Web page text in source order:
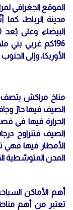
الأوريكا، وإلى
مناخ مراكش يتصف
الصيف فيها حارّ
الأمطار فيها فهي
المدن المتوسّطية
أهم الأماكن
تعتبر من أهم